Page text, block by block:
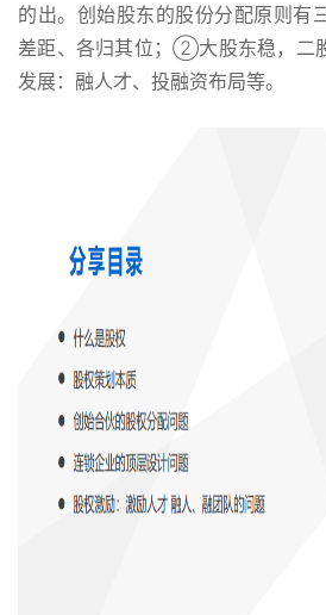
的出。创始股东的股份分配原则
差距、各归其位；②大股东稳，
发展：融人才、投融资布局等。